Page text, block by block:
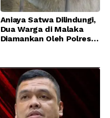
Aniaya Satwa Dilindungi,
Dua Warga di Malaka
Diamankan Oleh Polres